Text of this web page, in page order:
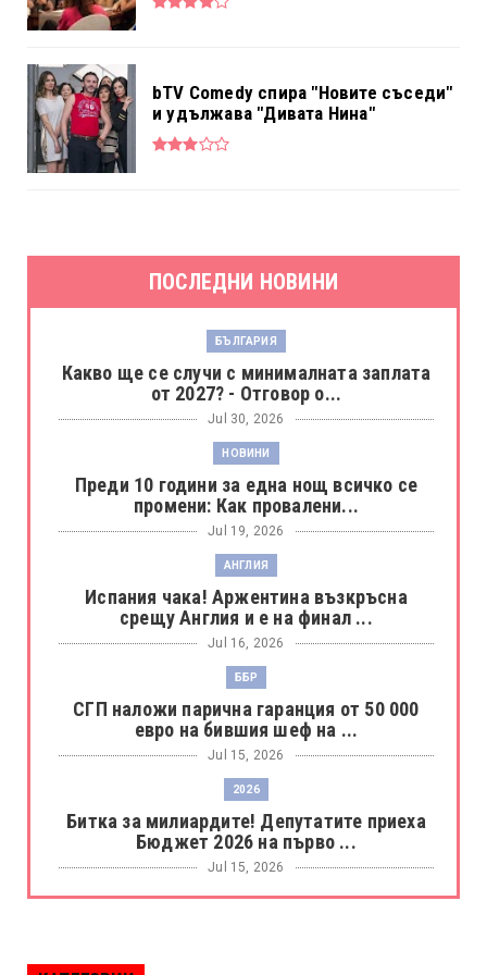
bTV Comedy спира "Новите съседи"
и удължава "Дивата Нина"
ПОСЛЕДНИ НОВИНИ
БЪЛГАРИЯ
Какво ще се случи с минималната заплата
от 2027? - Отговор о...
Jul 30, 2026
НОВИНИ
Преди 10 години за една нощ всичко се
промени: Как провалени...
Jul 19, 2026
АНГЛИЯ
Испания чака! Аржентина възкръсна
срещу Англия и е на финал ...
Jul 16, 2026
ББР
СГП наложи парична гаранция от 50 000
евро на бившия шеф на ...
Jul 15, 2026
2026
Битка за милиардите! Депутатите приеха
Бюджет 2026 на първо ...
Jul 15, 2026
БОРАЦ